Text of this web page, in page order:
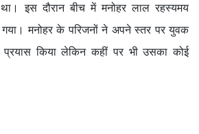
इस दौरान बीच में मनोहर लाल रहस्यमय
गया। मनोहर के परिजनों ने अपने स्तर पर युवक
किया लेकिन कहीं पर भी उसका कोई